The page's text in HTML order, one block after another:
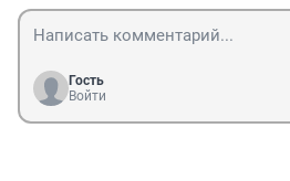
Гость
Войти